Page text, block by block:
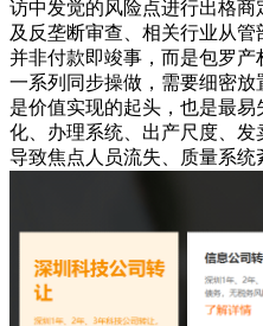
访中发觉的风险点进行出格
及反垄断审查、相关行业从
并非付款即竣事，而是包罗
一系列同步操做，需要细密
是价值实现的起头，也是最
化、办理系统、出产尺度、
导致焦点人员流失、质量系统